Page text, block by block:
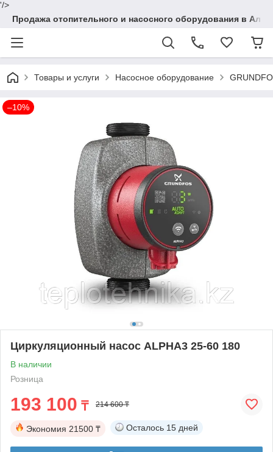
'/>
Продажа отопительного и насосного оборудования в
Товары и услуги Насосное оборудование
–10%
Циркуляционный насос ALPHA3 25-60 180
В наличии
Розница
193 100 ₸ 214 600 ₸
Экономия 21500 ₸ Осталось 15 дней